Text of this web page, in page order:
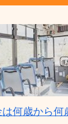
何歳から何